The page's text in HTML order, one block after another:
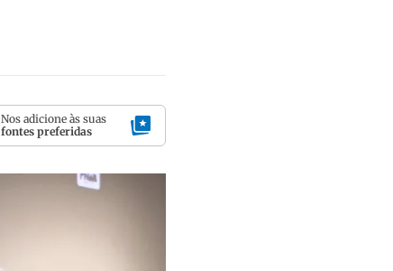
Nos adicione às suas
fontes preferidas